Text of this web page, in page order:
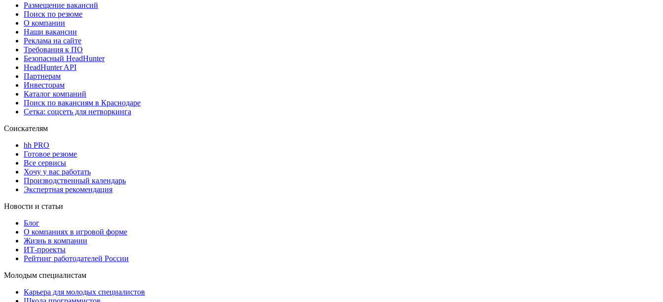
Размещение вакансий
Поиск по резюме
О компании
Наши вакансии
Реклама на сайте
Требования к ПО
Безопасный HeadHunter
HeadHunter API
Партнерам
Инвесторам
Каталог компаний
Поиск по вакансиям в Краснодаре
Сетка: соцсеть для нетворкинга
Соискателям
hh PRO
Готовое резюме
Все сервисы
Хочу у вас работать
Производственный календарь
Экспертная рекомендация
Новости и статьи
Блог
О компаниях в игровой форме
Жизнь в компании
ИТ-проекты
Рейтинг работодателей России
Молодым специалистам
Карьера для молодых специалистов